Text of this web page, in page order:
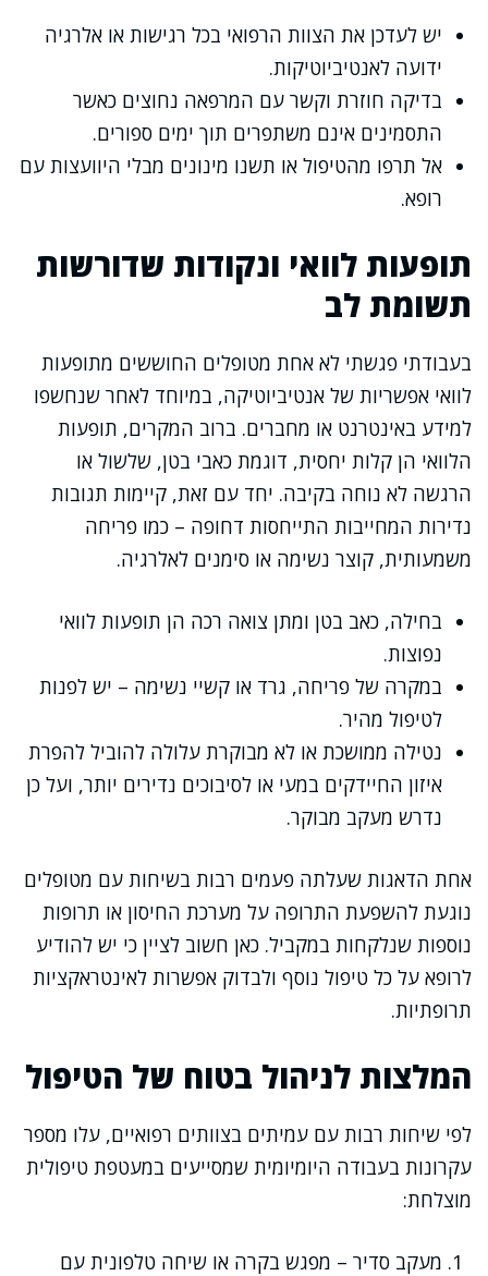
יש לעדכן את הצוות הרפואי בכל רגישות או אלרגיה
ידועה לאנטיביוטיקות.
בדיקה חוזרת וקשר עם המרפאה נחוצים כאשר
התסמינים אינם משתפרים תוך ימים ספורים.
אל תרפו מהטיפול או תשנו מינונים מבלי היוועצות עם
רופא.
תופעות לוואי ונקודות שדורשות
תשומת לב
בעבודתי פגשתי לא אחת מטופלים החוששים מתופעות
לוואי אפשריות של אנטיביוטיקה, במיוחד לאחר שנחשפו
למידע באינטרנט או מחברים. ברוב המקרים, תופעות
הלוואי הן קלות יחסית, דוגמת כאבי בטן, שלשול או
הרגשה לא נוחה בקיבה. יחד עם זאת, קיימות תגובות
נדירות המחייבות התייחסות דחופה – כמו פריחה
משמעותית, קוצר נשימה או סימנים לאלרגיה.
בחילה, כאב בטן ומתן צואה רכה הן תופעות לוואי
נפוצות.
במקרה של פריחה, גרד או קשיי נשימה – יש לפנות
לטיפול מהיר.
נטילה ממושכת או לא מבוקרת עלולה להוביל להפרת
איזון החיידקים במעי או לסיבוכים נדירים יותר, ועל כן
נדרש מעקב מבוקר.
אחת הדאגות שעלתה פעמים רבות בשיחות עם מטופלים
נוגעת להשפעת התרופה על מערכת החיסון או תרופות
נוספות שנלקחות במקביל. כאן חשוב לציין כי יש להודיע
לרופא על כל טיפול נוסף ולבדוק אפשרות לאינטראקציות
תרופתיות.
המלצות לניהול בטוח של הטיפול
לפי שיחות רבות עם עמיתים בצוותים רפואיים, עלו מספר
עקרונות בעבודה היומיומית שמסייעים במעטפת טיפולית
מוצלחת:
מעקב סדיר – מפגש בקרה או שיחה טלפונית עם